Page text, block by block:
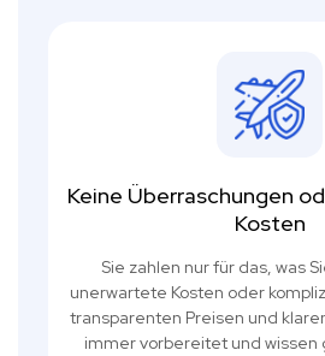
Keine Überraschungen
Kosten
Sie zahlen nur für das, was
unerwartete Kosten oder
transparenten Preisen und
immer vorbereitet und wissen